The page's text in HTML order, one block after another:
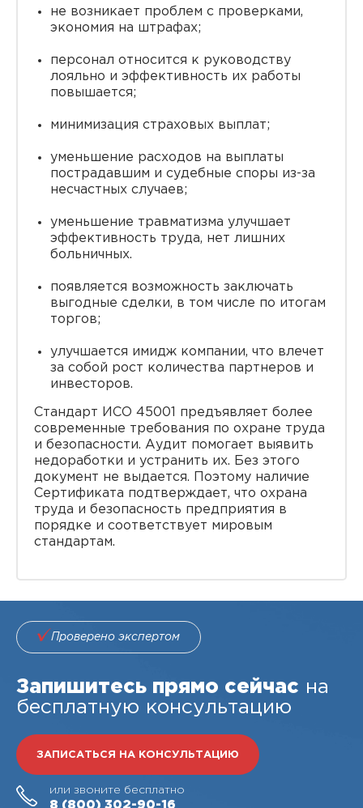
не возникает проблем с проверками,
экономия на штрафах;
персонал относится к руководству
лояльно и эффективность их работы
повышается;
минимизация страховых выплат;
уменьшение расходов на выплаты
пострадавшим и судебные споры из-за
несчастных случаев;
уменьшение травматизма улучшает
эффективность труда, нет лишних
больничных.
появляется возможность заключать
выгодные сделки, в том числе по итогам
торгов;
улучшается имидж компании, что влечет
за собой рост количества партнеров и
инвесторов.
Стандарт ИСО 45001 предъявляет более
современные требования по охране труда
и безопасности. Аудит помогает выявить
недоработки и устранить их. Без этого
документ не выдается. Поэтому наличие
Сертификата подтверждает, что охрана
труда и безопасность предприятия в
порядке и соответствует мировым
стандартам.
Проверено экспертом
Запишитесь прямо сейчас на
бесплатную консультацию
ЗАПИСАТЬСЯ НА КОНСУЛЬТАЦИЮ
или звоните бесплатно
8 (800) 302-90-16